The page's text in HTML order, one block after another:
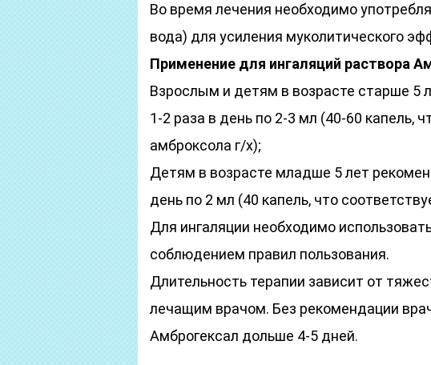
Во время лечения необходимо
вода) для усиления муколитического
Применение для ингаляций раствора
Взрослым и детям в возрасте старше 5
1-2 раза в день по 2-3 мл (40-60 капель,
амброксола г/х);
Детям в возрасте младше 5 лет
день по 2 мл (40 капель, что
Для ингаляции необходимо
соблюдением правил пользования.
Длительность терапии зависит от
лечащим врачом. Без рекомендации
Амброгексал дольше 4-5 дней.